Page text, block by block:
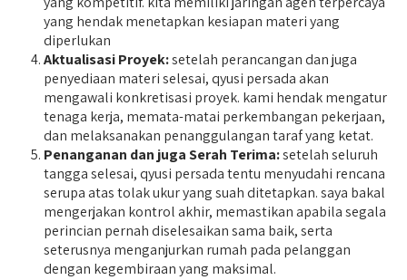
yang hendak menetapkan kesiapan materi yang
diperlukan
Aktualisasi Proyek:setelah perancangan dan juga
penyediaan materi selesai, qyusi persada akan
mengawali konkretisasi proyek. kami hendak mengatur
tenaga kerja, memata-matai perkembangan pekerjaan,
dan melaksanakan penanggulangan taraf yang ketat.
Penanganan dan juga Serah Terima:setelah seluruh
tangga selesai, qyusi persada tentu menyudahi rencana
serupa atas tolak ukur yang suah ditetapkan. saya bakal
mengerjakan kontrol akhir, memastikan apabila segala
perincian pernah diselesaikan sama baik, serta
seterusnya menganjurkan rumah pada pelanggan
dengan kegembiraan yang maksimal.